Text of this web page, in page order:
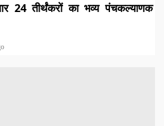
24 तीर्थंकरों का भव्य पंचकल्याणक